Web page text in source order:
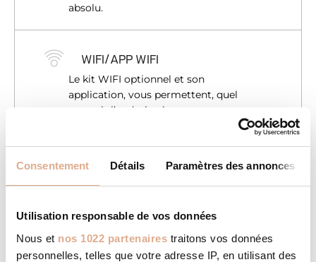
Consentement Détails Paramètres des annonces
Utilisation responsable de vos données
Nous et nos 1022 partenaires traitons vos données
personnelles, telles que votre adresse IP, en utilisant des
absolu.
WIFI/APP WIFI
Le kit WIFI optionnel et son
application, vous permettent, quel
que soit l’endroit où vous vous
trouvez, de gérer le confort de votre
modifier le fonctionnement de
votre appareil de chauffage et/ou la
habitation. 2 versions disponibles en
option : kit classique ou kit Beefire.